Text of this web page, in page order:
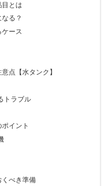
目とは
る？
ース
点【水タンク】
トラブル
イント
くべき準備